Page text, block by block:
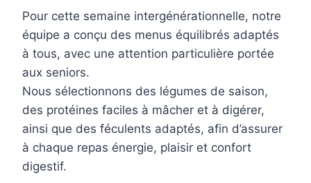
Pour cette semaine intergénérationnelle, notre
équipe a conçu des menus équilibrés adaptés
à tous, avec une attention particulière portée
aux seniors.
Nous sélectionnons des légumes de saison,
des protéines faciles à mâcher et à digérer,
ainsi que des féculents adaptés, afin d’assurer
à chaque repas énergie, plaisir et confort
digestif.